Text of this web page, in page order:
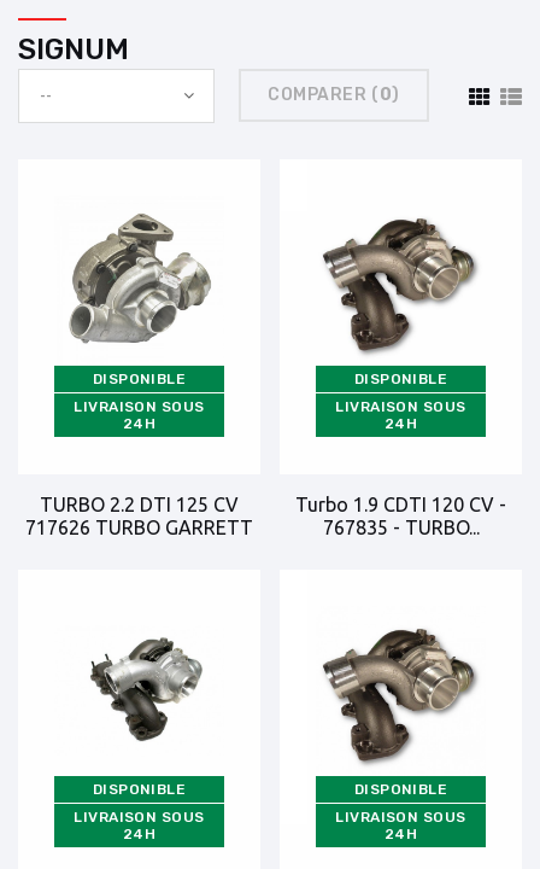
SIGNUM
-- COMPARER (0)
DISPONIBLE
LIVRAISON SOUS
24H
TURBO 2.2 DTI 125 CV
717626 TURBO GARRETT
DISPONIBLE
LIVRAISON SOUS
24H
Turbo 1.9 CDTI 120 CV -
767835 - TURBO...
DISPONIBLE
LIVRAISON SOUS
24H
DISPONIBLE
LIVRAISON SOUS
24H